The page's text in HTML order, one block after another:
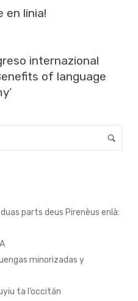
en linia!
internazional
of language
parts deus Pirenèus enlà:
minorizadas y
ta l’occitán